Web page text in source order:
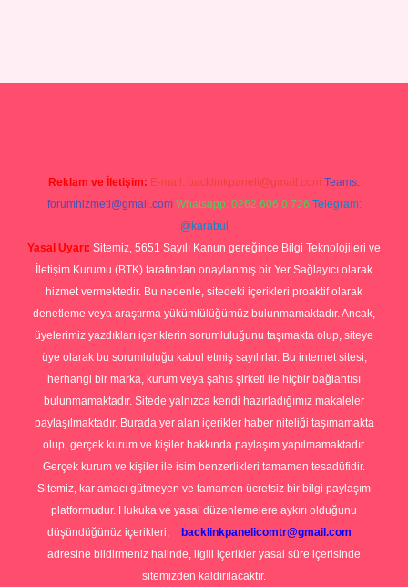
Reklam ve İletişim: E-mail: backlinkpaneli@gmail.com Teams:
forumhizmeti@gmail.com Whatsapp: 0262 606 0 726 Telegram:
@karabul
Yasal Uyarı: Sitemiz, 5651 Sayılı Kanun gereğince Bilgi Teknolojileri ve
İletişim Kurumu (BTK) tarafından onaylanmış bir Yer Sağlayıcı olarak
hizmet vermektedir. Bu nedenle, sitedeki içerikleri proaktif olarak
denetleme veya araştırma yükümlülüğümüz bulunmamaktadır. Ancak,
üyelerimiz yazdıkları içeriklerin sorumluluğunu taşımakta olup, siteye
üye olarak bu sorumluluğu kabul etmiş sayılırlar. Bu internet sitesi,
herhangi bir marka, kurum veya şahıs şirketi ile hiçbir bağlantısı
bulunmamaktadır. Sitede yalnızca kendi hazırladığımız makaleler
paylaşılmaktadır. Burada yer alan içerikler haber niteliği taşımamakta
olup, gerçek kurum ve kişiler hakkında paylaşım yapılmamaktadır.
Gerçek kurum ve kişiler ile isim benzerlikleri tamamen tesadüfidir.
Sitemiz, kar amacı gütmeyen ve tamamen ücretsiz bir bilgi paylaşım
platformudur. Hukuka ve yasal düzenlemelere aykırı olduğunu
düşündüğünüz içerikleri,
backlinkpanelicomtr@gmail.com
adresine bildirmeniz halinde, ilgili içerikler yasal süre içerisinde
sitemizden kaldırılacaktır.